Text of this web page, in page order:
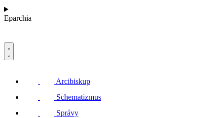
Eparchia
Arcibiskup
Schematizmus
Správy